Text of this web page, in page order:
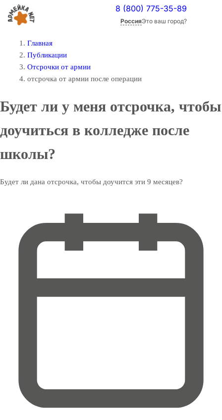
8 (800) 775-35-89
РоссияЭто ваш город?
Главная
Публикации
Отсрочки от армии
отсрочка от армии после операции
Будет ли у меня отсрочка, чтобы
доучиться в колледже после
школы?
Будет ли дана отсрочка, чтобы доучится эти 9 месяцев?